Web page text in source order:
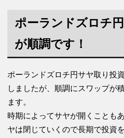
ポーランドズロチ
が順調です！
ポーランドズロチ円サヤ取り投
しましたが、順調にスワップが
ます。
時期によってサヤが開くことも
ヤは閉じていくので長期で投資